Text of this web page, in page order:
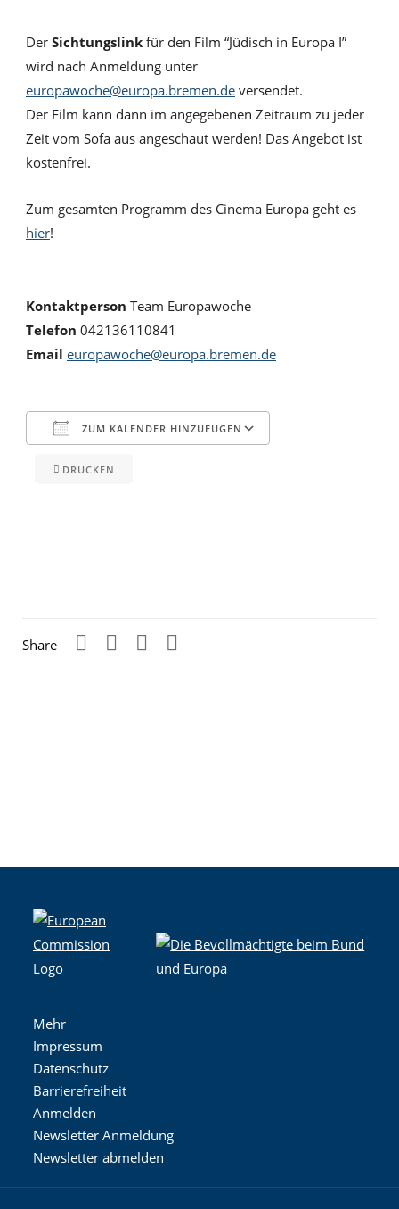
Der Sichtungslinkfür den Film “Jüdisch in Europa I”
wird nach Anmeldung unter
europawoche@europa.bremen.deversendet.
Der Film kann dann im angegebenen Zeitraum zu jeder
Zeit vom Sofa aus angeschaut werden! Das Angebot ist
kostenfrei.
Zum gesamten Programm des Cinema Europa geht es
hier!
Kontaktperson Team Europawoche
Telefon 042136110841
Email europawoche@europa.bremen.de
ZUM KALENDER HINZUFÜGEN
ICS herunterladen
Google Kalender
DRUCKEN
Share
Mehr
Impressum
Datenschutz
Barrierefreiheit
Anmelden
Newsletter Anmeldung
Newsletter abmelden